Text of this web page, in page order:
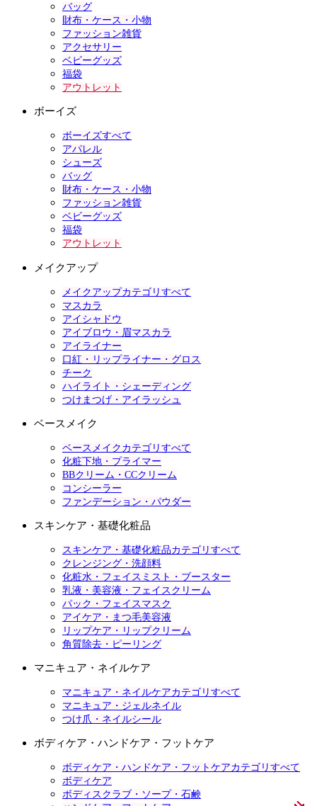
バッグ
財布・ケース・小物
ファッション雑貨
アクセサリー
ベビーグッズ
福袋
アウトレット
ボーイズ
ボーイズすべて
アパレル
シューズ
バッグ
財布・ケース・小物
ファッション雑貨
ベビーグッズ
福袋
アウトレット
メイクアップ
メイクアップカテゴリすべて
マスカラ
アイシャドウ
アイブロウ・眉マスカラ
アイライナー
口紅・リップライナー・グロス
チーク
ハイライト・シェーディング
つけまつげ・アイラッシュ
ベースメイク
ベースメイクカテゴリすべて
化粧下地・プライマー
BBクリーム・CCクリーム
コンシーラー
ファンデーション・パウダー
スキンケア・基礎化粧品
スキンケア・基礎化粧品カテゴリすべて
クレンジング・洗顔料
化粧水・フェイスミスト・ブースター
乳液・美容液・フェイスクリーム
パック・フェイスマスク
アイケア・まつ毛美容液
リップケア・リップクリーム
角質除去・ピーリング
マニキュア・ネイルケア
マニキュア・ネイルケアカテゴリすべて
マニキュア・ジェルネイル
つけ爪・ネイルシール
ボディケア・ハンドケア・フットケア
ボディケア・ハンドケア・フットケアカテゴリすべて
ボディケア
ボディスクラブ・ソープ・石鹸